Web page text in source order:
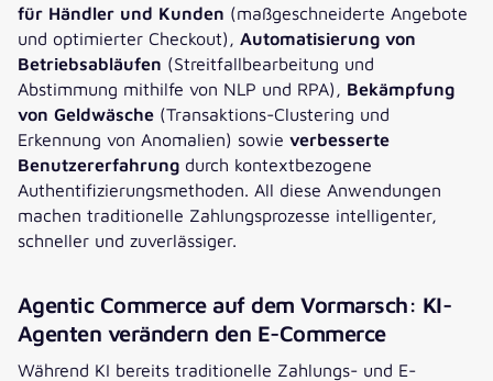
für Händler und Kunden (maßgeschneiderte Angebote
und optimierter Checkout), Automatisierung von
Betriebsabläufen (Streitfallbearbeitung und
Abstimmung mithilfe von NLP und RPA), Bekämpfung
von Geldwäsche (Transaktions-Clustering und
Erkennung von Anomalien) sowie verbesserte
Benutzererfahrung durch kontextbezogene
Authentifizierungsmethoden. All diese Anwendungen
machen traditionelle Zahlungsprozesse intelligenter,
schneller und zuverlässiger.
Agentic Commerce auf dem Vormarsch: KI-
Agenten verändern den E-Commerce
Während KI bereits traditionelle Zahlungs- und E-